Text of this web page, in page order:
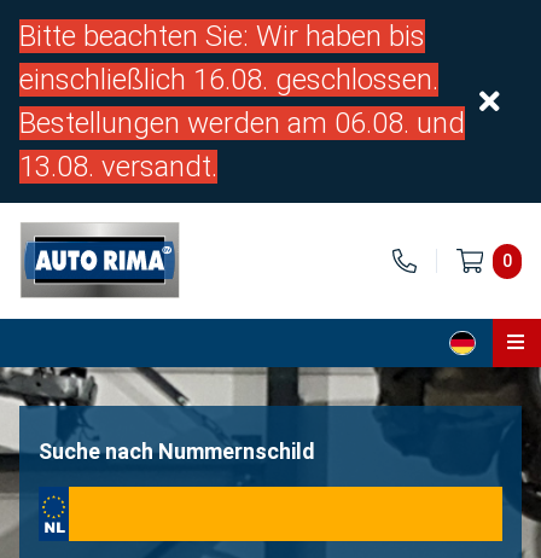
Bitte beachten Sie: Wir haben bis
einschließlich 16.08. geschlossen.
Bestellungen werden am 06.08. und
13.08. versandt.
0
Home
Über uns
Suche nach Nummernschild